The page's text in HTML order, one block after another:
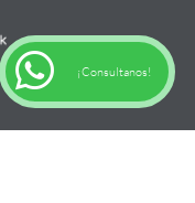
¡Consultanos!